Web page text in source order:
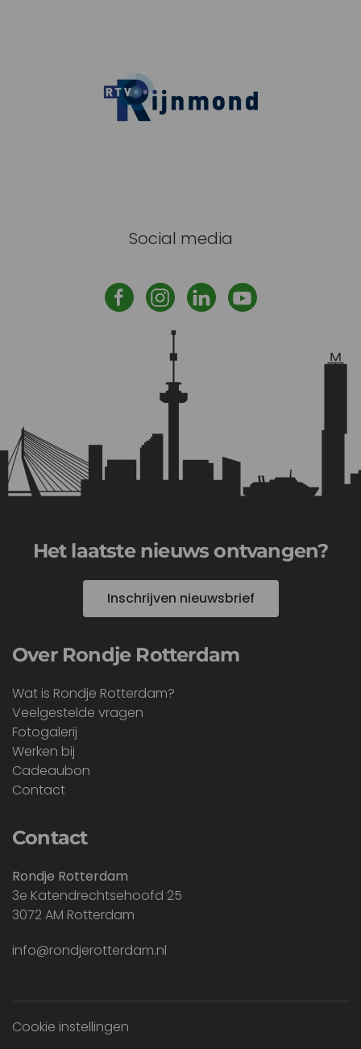
Social media
Het laatste nieuws ontvangen?
Inschrijven nieuwsbrief
Over Rondje Rotterdam
Wat is Rondje Rotterdam?
Veelgestelde vragen
Fotogalerij
Werken bij
Cadeaubon
Contact
Contact
Rondje Rotterdam
3e Katendrechtsehoofd 25
3072 AM Rotterdam
info@rondjerotterdam.nl
Cookie instellingen